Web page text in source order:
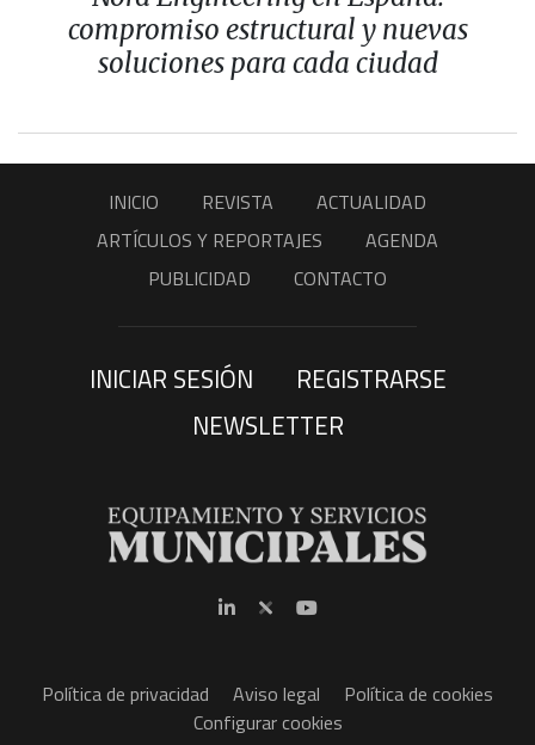
compromiso estructural y nuevas
soluciones para cada ciudad
INICIO REVISTA
ACTUALIDAD
ARTÍCULOS Y REPORTAJES
AGENDA
PUBLICIDAD
CONTACTO
INICIAR SESIÓN
REGISTRARSE
NEWSLETTER
Política de privacidad Aviso legal
Política de cookies
Configurar cookies